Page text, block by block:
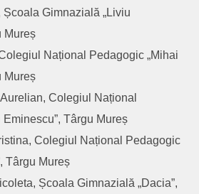
Școala Gimnazială „Liviu
Mureș
Național Pedagogic „Mihai
Mureș
Colegiul Național
Eminescu”, Târgu Mureș
Colegiul Național Pedagogic
Târgu Mureș
Școala Gimnazială „Dacia”,